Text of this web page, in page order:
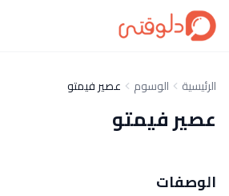
الرئيسية الوسوم عصير فيمتو
عصير فيمتو
الوصفات